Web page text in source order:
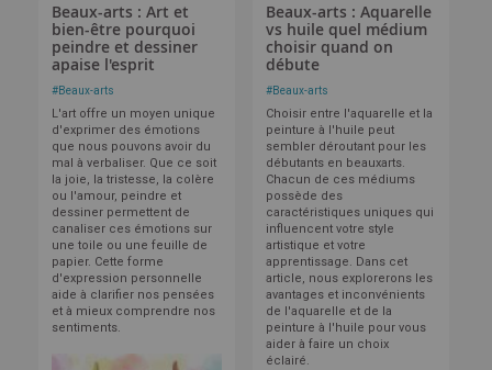
Beaux-arts : Art et
bien-être pourquoi
peindre et dessiner
apaise l'esprit
#Beaux-arts
L'art offre un moyen unique
d'exprimer des émotions
que nous pouvons avoir du
mal à verbaliser. Que ce soit
la joie, la tristesse, la colère
ou l'amour, peindre et
dessiner permettent de
canaliser ces émotions sur
une toile ou une feuille de
papier. Cette forme
d'expression personnelle
aide à clarifier nos pensées
et à mieux comprendre nos
sentiments.
Beaux-arts : Aquarelle
vs huile quel médium
choisir quand on
débute
#Beaux-arts
Choisir entre l'aquarelle et la
peinture à l'huile peut
sembler déroutant pour les
débutants en beauxarts.
Chacun de ces médiums
possède des
caractéristiques uniques qui
influencent votre style
artistique et votre
apprentissage. Dans cet
article, nous explorerons les
avantages et inconvénients
de l'aquarelle et de la
peinture à l'huile pour vous
aider à faire un choix
éclairé.